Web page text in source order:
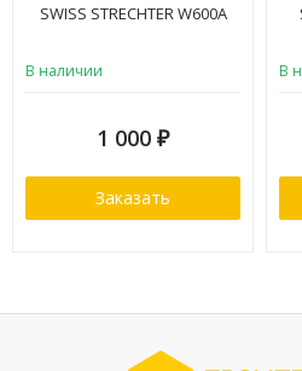
SWISS STRECHTER W600A
В наличии
1 000 ₽
Заказать
В